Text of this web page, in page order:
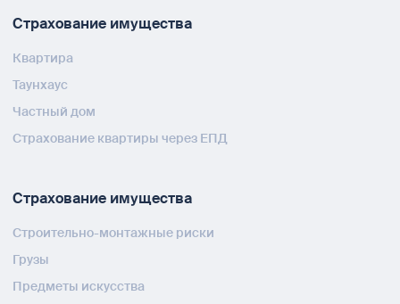
Страхование имущества
Квартира
Таунхаус
Частный дом
Страхование квартиры через ЕПД
Страхование имущества
Строительно-монтажные риски
Грузы
Предметы искусства